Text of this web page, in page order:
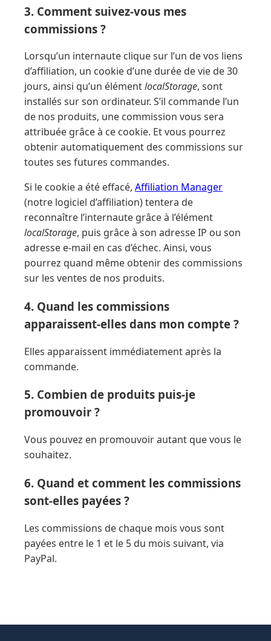
3. Comment suivez-vous mes
commissions ?
Lorsqu’un internaute clique sur l’un de vos liens
d’affiliation, un cookie d’une durée de vie de 30
jours, ainsi qu’un élémentlocalStorage, sont
installés sur son ordinateur. S’il commande l’un
de nos produits, une commission vous sera
attribuée grâce à ce cookie. Et vous pourrez
obtenir automatiquement des commissions sur
toutes ses futures commandes.
Si le cookie a été effacé, Affiliation Manager
(notre logiciel d’affiliation) tentera de
reconnaître l’internaute grâce à l’élément
localStorage, puis grâce à son adresse IP ou son
adresse e-mail en cas d’échec. Ainsi, vous
pourrez quand même obtenir des commissions
sur les ventes de nos produits.
4. Quand les commissions
apparaissent-elles dans mon compte ?
Elles apparaissent immédiatement après la
commande.
5. Combien de produits puis-je
promouvoir ?
Vous pouvez en promouvoir autant que vous le
souhaitez.
6. Quand et comment les commissions
sont-elles payées ?
Les commissions de chaque mois vous sont
payées entre le 1 et le 5 du mois suivant, via
PayPal.